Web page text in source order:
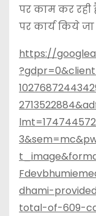
पर काम कर रही
पर कार्य किये जा
https://
dhami-
total-of-609-